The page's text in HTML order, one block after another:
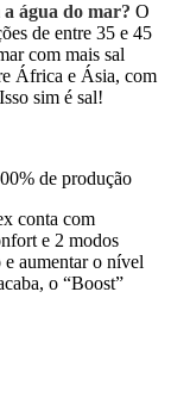
água do mar? O
de entre 35 e 45
com mais sal
África e Ásia, com
sim é sal!
de produção
conta com
e 2 modos
e aumentar o nível
o “Boost”